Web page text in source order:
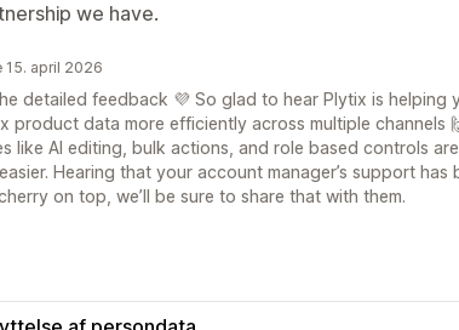
we have.
15. april 2026
detailed feedback 💜 So glad to hear Plytix is helping
product data more efficiently across multiple channels
like AI editing, bulk actions, and role based controls
Hearing that your account manager’s support has
on top, we’ll be sure to share that with them.